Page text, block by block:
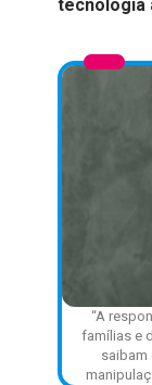
tecnologia
“A
famílias e
saibam